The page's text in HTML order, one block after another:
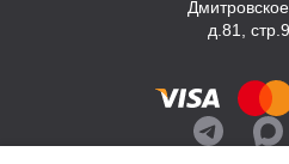
д.81,